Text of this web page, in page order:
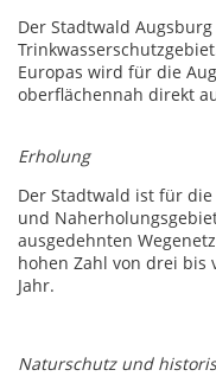
Der Stadtwald
Europas wird für die
oberflächennah direkt
Erholung
Der Stadtwald ist für
und
ausgedehnten
hohen Zahl von drei
Jahr.
Naturschutz und